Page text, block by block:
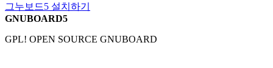
그누보드5 설치하기
GNUBOARD5
GPL! OPEN SOURCE GNUBOARD